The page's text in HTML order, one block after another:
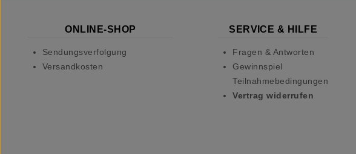
ONLINE-SHOP
Sendungsverfolgung
Versandkosten
SERVICE & HILFE
Fragen & Antworten
Gewinnspiel
Teilnahmebedingungen
Vertrag widerrufen